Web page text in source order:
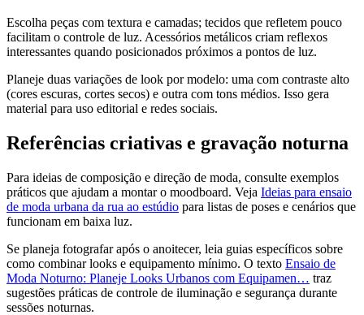
Escolha peças com textura e camadas; tecidos que refletem pouco
facilitam o controle de luz. Acessórios metálicos criam reflexos
interessantes quando posicionados próximos a pontos de luz.
Planeje duas variações de look por modelo: uma com contraste alto
(cores escuras, cortes secos) e outra com tons médios. Isso gera
material para uso editorial e redes sociais.
Referências criativas e gravação noturna
Para ideias de composição e direção de moda, consulte exemplos
práticos que ajudam a montar o moodboard. Veja Ideias para ensaio
de moda urbana da rua ao estúdio para listas de poses e cenários que
funcionam em baixa luz.
Se planeja fotografar após o anoitecer, leia guias específicos sobre
como combinar looks e equipamento mínimo. O texto Ensaio de
Moda Noturno: Planeje Looks Urbanos com Equipamen… traz
sugestões práticas de controle de iluminação e segurança durante
sessões noturnas.